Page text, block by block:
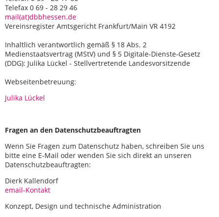
Telefax 0 69 - 28 29 46
mail(at)dbbhessen.de
Vereinsregister Amtsgericht Frankfurt/Main VR 4192
Inhaltlich verantwortlich gemäß § 18 Abs. 2
Medienstaatsvertrag (MStV) und § 5 Digitale-Dienste-Gesetz
(DDG): Julika Lückel - Stellvertretende Landesvorsitzende
Webseitenbetreuung:
Julika Lückel
Fragen an den Datenschutzbeauftragten
Wenn Sie Fragen zum Datenschutz haben, schreiben Sie uns
bitte eine E-Mail oder wenden Sie sich direkt an unseren
Datenschutzbeauftragten:
Dierk Kallendorf
email-Kontakt
Konzept, Design und technische Administration